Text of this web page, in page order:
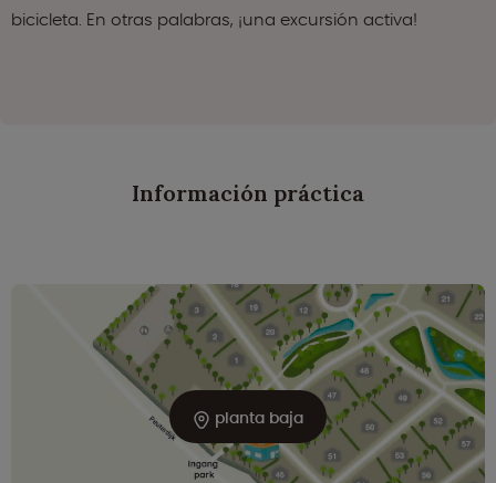
bicicleta. En otras palabras, ¡una excursión activa!
Información práctica
planta baja